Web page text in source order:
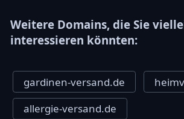
Weitere Domains, die Sie
interessieren könnten:
gardinen-versand.de
allergie-versand.de